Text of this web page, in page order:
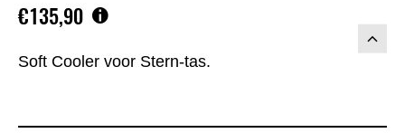
Soft Cooler voor Stern-tas.
€135,90